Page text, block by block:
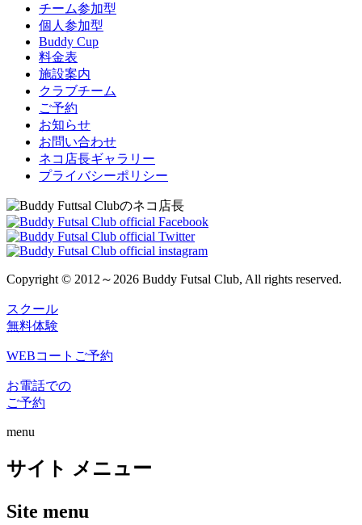
チーム参加型
個人参加型
Buddy Cup
料金表
施設案内
クラブチーム
ご予約
お知らせ
お問い合わせ
ネコ店長ギャラリー
プライバシーポリシー
Copyright © 2012～2026 Buddy Futsal Club, All rights reserved.
スクール
無料体験
WEBコートご予約
お電話での
ご予約
menu
サイト メニュー
Site menu